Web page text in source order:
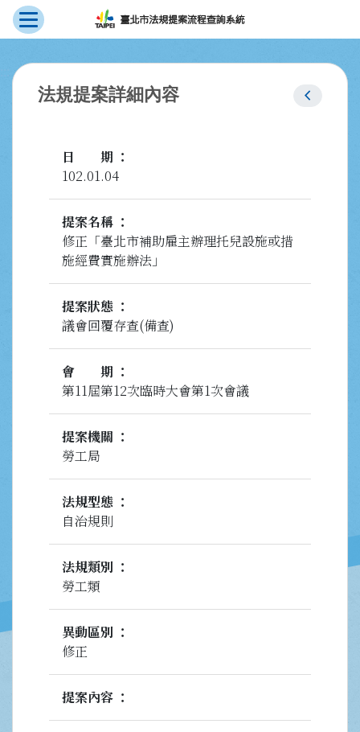
跳到主要內容
展開選單
法規提案詳細內容 chevron_left
日期
102.01.04
提案名稱
修正「臺北市補助雇主辦理托兒設施或措
施經費實施辦法」
提案狀態
議會回覆存查(備查)
會期
第11屆第12次臨時大會第1次會議
提案機關
勞工局
法規型態
自治規則
法規類別
勞工類
異動區別
修正
提案內容